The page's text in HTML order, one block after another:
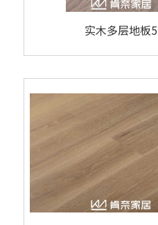
实木多层地板5